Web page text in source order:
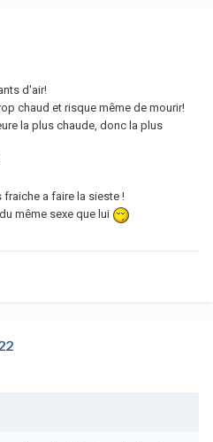
d'air!
chaud et risque même de mourir!
la plus chaude, donc la plus
a faire la sieste !
même sexe que lui